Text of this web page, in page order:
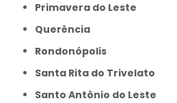
Primavera do Leste
Querência
Rondonópolis
Santa Rita do Trivelato
Santo Antônio do Leste